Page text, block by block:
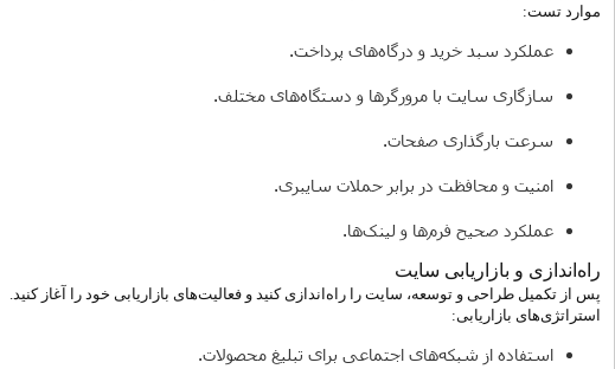
موارد تست:
عملکرد سبد خرید و درگاه‌های پرداخت.
سازگاری سایت با مرورگرها و دستگاه‌های مختلف.
سرعت بارگذاری صفحات.
امنیت و محافظت در برابر حملات سایبری.
عملکرد صحیح فرم‌ها و لینک‌ها.
راه‌اندازی و بازاریابی سایت
پس از تکمیل طراحی و توسعه، سایت را راه‌اندازی کنید و فعالیت‌های بازاریابی خود را آغاز کنید.
استراتژی‌های بازاریابی:
استفاده از شبکه‌های اجتماعی برای تبلیغ محصولات.